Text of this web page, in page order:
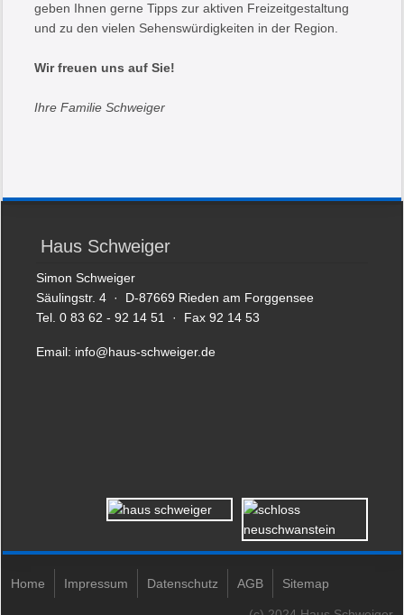
geben Ihnen gerne Tipps zur aktiven Freizeitgestaltung
und zu den vielen Sehenswürdigkeiten in der Region.
Wir freuen uns auf Sie!
Ihre Familie Schweiger
Haus Schweiger
Simon Schweiger
Säulingstr. 4 · D-87669 Rieden am Forggensee
Tel. 0 83 62 - 92 14 51 · Fax 92 14 53
Email: info@haus-schweiger.de
Home Impressum Datenschutz AGB Sitemap